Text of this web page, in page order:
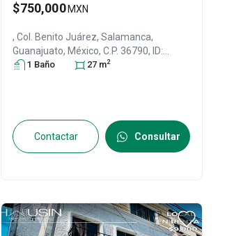
$750,000 MXN
, Col. Benito Juárez,Salamanca,
Guanajuato, México, C.P. 36790, ID:
29276852
1 Baño 27 m2
Contactar Consultar